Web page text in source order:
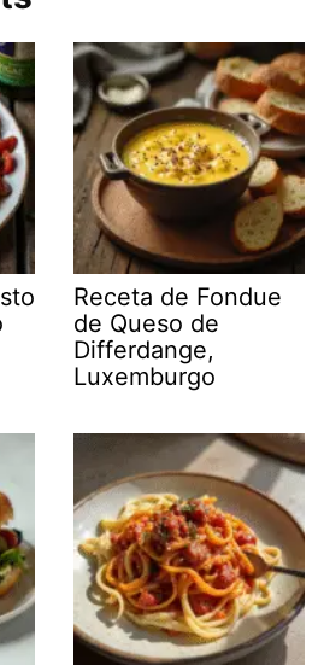
Receta de Fondue
de Queso de
Differdange,
Luxemburgo